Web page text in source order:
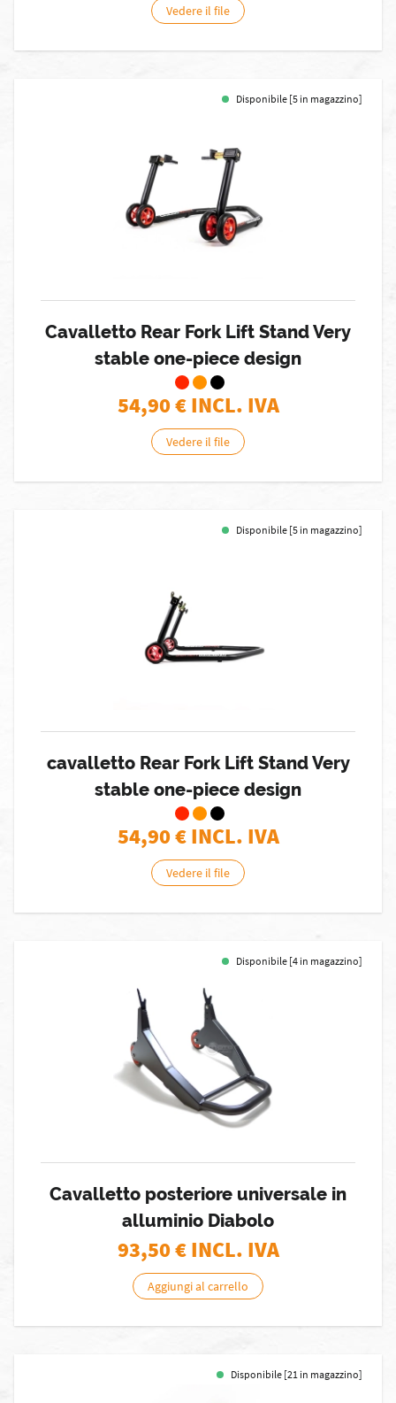
Vedere il file
Disponibile [5 in magazzino]
Cavalletto Rear Fork Lift Stand Very
stable one-piece design
54,90€ INCL. IVA
Vedere il file
Disponibile [5 in magazzino]
cavalletto Rear Fork Lift Stand Very
stable one-piece design
54,90€ INCL. IVA
Vedere il file
Disponibile [4 in magazzino]
Cavalletto posteriore universale in
alluminio Diabolo
93,50€ INCL. IVA
Aggiungi al carrello
Disponibile [21 in magazzino]